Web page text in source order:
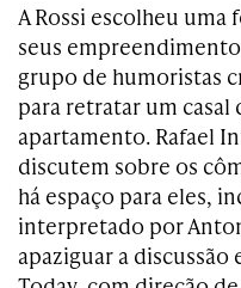
A Rossi escolheu
seus
grupo de humoristas
para retratar um casal
apartamento. Rafael
discutem sobre os
há espaço para eles,
interpretado por
apaziguar a discussão